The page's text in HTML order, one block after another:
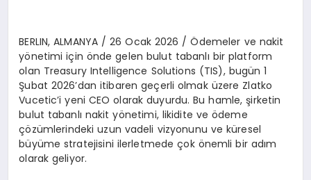
BERLIN, ALMANYA / 26 Ocak 2026 / Ödemeler ve nakit
yönetimi için önde gelen bulut tabanlı bir platform
olan Treasury Intelligence Solutions (TIS), bugün 1
Şubat 2026’dan itibaren geçerli olmak üzere Zlatko
Vucetic’i yeni CEO olarak duyurdu. Bu hamle, şirketin
bulut tabanlı nakit yönetimi, likidite veödeme
çözümlerindeki uzun vadeli vizyonunu ve küresel
büyüme stratejisini ilerletmede çok önemli bir adım
olarak geliyor.